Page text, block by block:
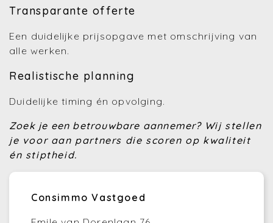
Transparante offerte
Een duidelijke prijsopgave met omschrijving van
alle werken.
Realistische planning
Duidelijke timing én opvolging.
Zoek je een betrouwbare aannemer? Wij stellen
je voor aan partners die scoren op kwaliteit
én stiptheid.
Consimmo Vastgoed